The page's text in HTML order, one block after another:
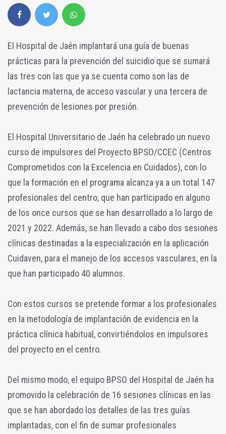
El Hospital de Jaén implantará una guía de buenas
prácticas para la prevención del suicidio que se sumará
las tres con las que ya se cuenta como son las de
lactancia materna, de acceso vascular y una tercera de
prevención de lesiones por presión.
El Hospital Universitario de Jaén ha celebrado un nuevo
curso de impulsores del Proyecto BPSO/CCEC (Centros
Comprometidos con la Excelencia en Cuidados), con lo
que la formación en el programa alcanza ya a un total 147
profesionales del centro, que han participado en alguno
de los once cursos que se han desarrollado a lo largo de
2021 y 2022. Además, se han llevado a cabo dos sesiones
clínicas destinadas a la especialización en la aplicación
Cuidaven, para el manejo de los accesos vasculares, en la
que han participado 40 alumnos.
Con estos cursos se pretende formar a los profesionales
en la metodología de implantación de evidencia en la
práctica clínica habitual, convirtiéndolos en impulsores
del proyecto en el centro.
Del mismo modo, el equipo BPSO del Hospital de Jaén ha
promovido la celebración de 16 sesiones clínicas en las
que se han abordado los detalles de las tres guías
implantadas, con el fin de sumar profesionales